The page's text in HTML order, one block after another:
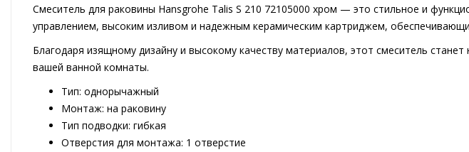
Смеситель для раковины Hansgrohe Talis S 210 72105000 хром — это стильное и
управлением, высоким изливом и надежным керамическим картриджем,
Благодаря изящному дизайну и высокому качеству материалов, этот смеситель
вашей ванной комнаты.
Тип: однорычажный
Монтаж: на раковину
Тип подводки: гибкая
Отверстия для монтажа: 1 отверстие